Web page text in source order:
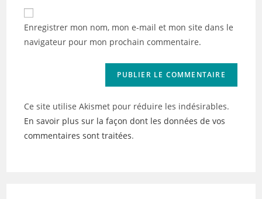
comment
de
votre
(facultatif)
Enregistrer mon nom, mon e-mail et mon site dans le
navigateur pour mon prochain commentaire.
Ce site utilise Akismet pour réduire les indésirables.
En savoir plus sur la façon dont les données de vos
commentaires sont traitées.